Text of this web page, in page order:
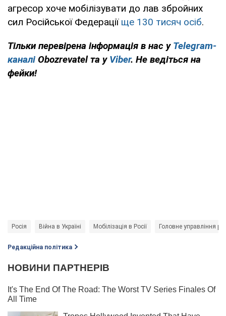
агресор хоче мобілізувати до лав збройних
сил Російської Федерації ще 130 тисяч осіб.
Тільки перевірена інформація в нас у Telegram-
каналі Obozrevatel та у Viber. Не ведіться на
фейки!
Росія Війна в Україні Мобілізація в Росії Головне управління
Редакційна політика